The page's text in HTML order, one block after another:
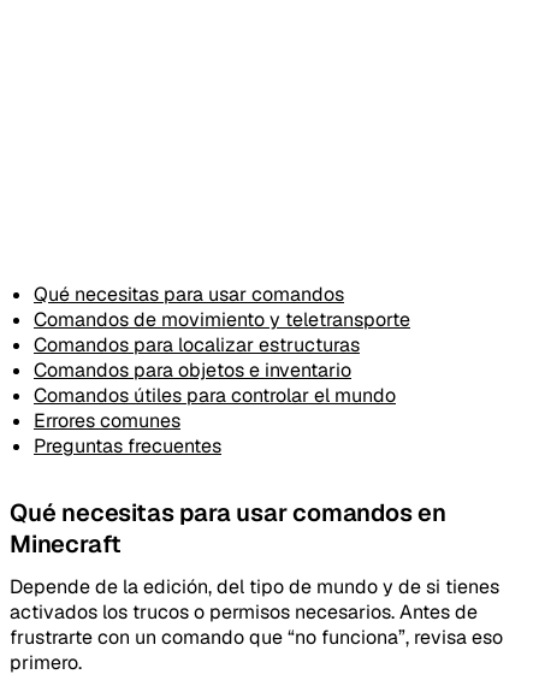
Qué necesitas para usar comandos
Comandos de movimiento y teletransporte
Comandos para localizar estructuras
Comandos para objetos e inventario
Comandos útiles para controlar el mundo
Errores comunes
Preguntas frecuentes
Qué necesitas para usar comandos en
Minecraft
Depende de la edición, del tipo de mundo y de si tienes
activados los trucos o permisos necesarios. Antes de
frustrarte con un comando que “no funciona”, revisa eso
primero.